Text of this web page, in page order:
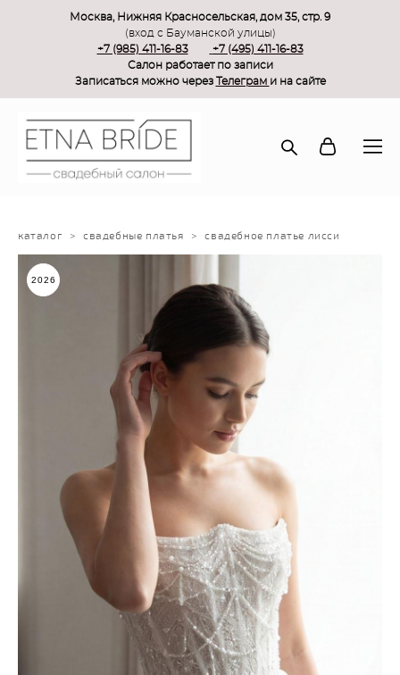
Москва, Нижняя Красносельская, дом 35, стр. 9
(вход с Бауманской улицы)
+7 (985) 411-16-83
+7 (495) 411-16-83
Салон работает по записи
Записаться можно через Телеграм и на сайте
каталог > свадебные платья > свадебное платье лисси
2026